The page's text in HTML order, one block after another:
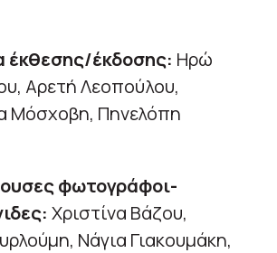
έκθεσης/έκδοσης: Ηρώ
Αρετή Λεοπούλου,
Μόσχοβη, Πηνελόπη
φωτογράφοι-
Χριστίνα Βάζου,
Νάγια Γιακουμάκη,